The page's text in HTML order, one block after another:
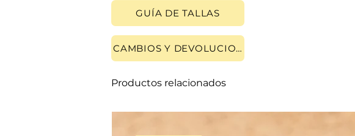
GUÍA DE TALLAS
CAMBIOS Y DEVOLUCIONES
Productos relacionados